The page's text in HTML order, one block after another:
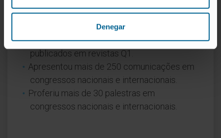
Denegar
Em pesquisa
Escreveu mais de 150 artigos indexados no
PubMed, sendo cerca de um terço
publicados em revistas Q1.
Apresentou mais de 250 comunicações em
congressos nacionais e internacionais.
Proferiu mais de 30 palestras em
congressos nacionais e internacionais.